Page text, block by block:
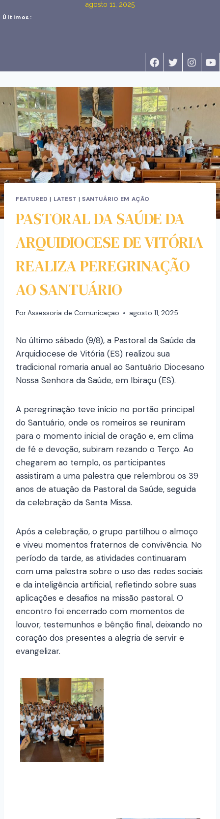
agosto 11, 2025
Últimos:
FEATURED | LATEST | SANTUÁRIO EM AÇÃO
PASTORAL DA SAÚDE DA
ARQUIDIOCESE DE VITÓRIA
REALIZA PEREGRINAÇÃO
AO SANTUÁRIO
PorAssessoria de Comunicação agosto 11, 2025
No último sábado (9/8), a Pastoral da Saúde da
Arquidiocese de Vitória (ES) realizou sua
tradicional romaria anual ao Santuário Diocesano
Nossa Senhora da Saúde, em Ibiraçu (ES).
A peregrinação teve início no portão principal
do Santuário, onde os romeiros se reuniram
para o momento inicial de oração e, em clima
de fé e devoção, subiram rezando o Terço. Ao
chegarem ao templo, os participantes
assistiram a uma palestra que relembrou os 39
anos de atuação da Pastoral da Saúde, seguida
da celebração da Santa Missa.
Após a celebração, o grupo partilhou o almoço
e viveu momentos fraternos de convivência. No
período da tarde, as atividades continuaram
com uma palestra sobre o uso das redes sociais
e da inteligência artificial, refletindo sobre suas
aplicações e desafios na missão pastoral. O
encontro foi encerrado com momentos de
louvor, testemunhos e bênção final, deixando no
coração dos presentes a alegria de servir e
evangelizar.